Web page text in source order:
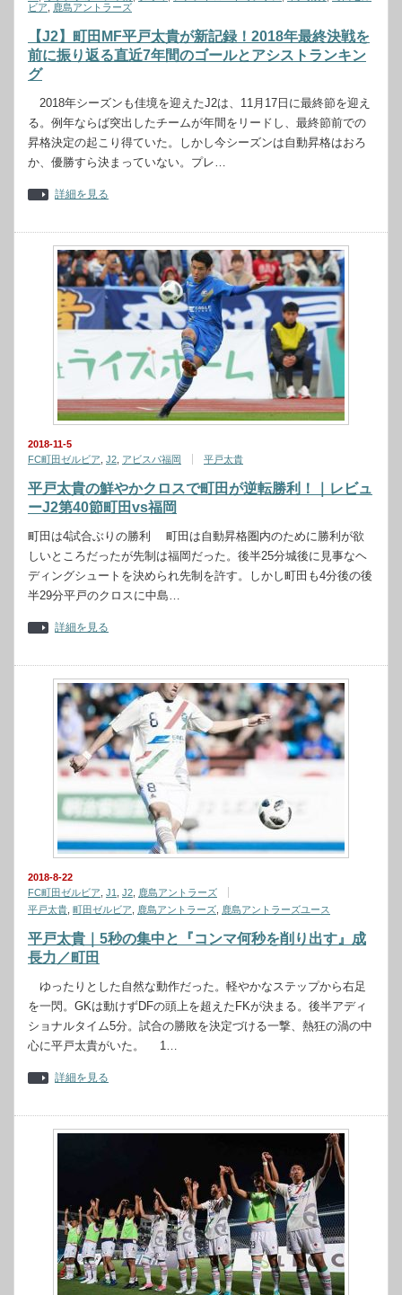
ビア
鹿島アントラーズ
【J2】町田MF平戸太貴が新記録！2018年最終決戦を
前に振り返る直近7年間のゴールとアシストランキン
グ
2018年シーズンも佳境を迎えたJ2は、11月17日に最終節を迎え
る。例年ならば突出したチームが年間をリードし、最終節前での
昇格決定の起こり得ていた。しかし今シーズンは自動昇格はおろ
か、優勝すら決まっていない。プレ…
詳細を見る
2018-11-5
FC町田ゼルビア J2 アビスパ福岡 平戸太貴
平戸太貴の鮮やかクロスで町田が逆転勝利！｜レビュ
ーJ2第40節町田vs福岡
町田は4試合ぶりの勝利 町田は自動昇格圏内のために勝利が欲
しいところだったが先制は福岡だった。後半25分城後に見事なヘ
ディングシュートを決められ先制を許す。しかし町田も4分後の後
半29分平戸のクロスに中島…
詳細を見る
2018-8-22
FC町田ゼルビア J1 J2 鹿島アントラーズ
平戸太貴 町田ゼルビア 鹿島アントラーズ 鹿島アントラーズユース
平戸太貴｜5秒の集中と『コンマ何秒を削り出す』成
長力／町田
ゆったりとした自然な動作だった。軽やかなステップから右足
を一閃。GKは動けずDFの頭上を超えたFKが決まる。後半アディ
ショナルタイム5分。試合の勝敗を決定づける一撃、熱狂の渦の中
心に平戸太貴がいた。 1…
詳細を見る